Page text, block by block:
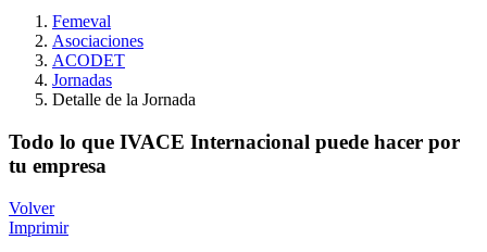
Femeval
Asociaciones
ACODET
Jornadas
Detalle de la Jornada
Todo lo que IVACE Internacional puede hacer por
tu empresa
Volver
Imprimir